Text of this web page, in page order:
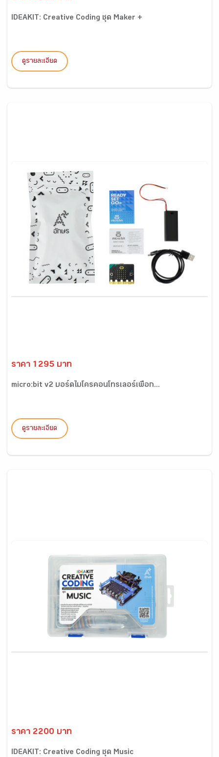
IDEAKIT: Creative Coding ชุด Maker +
ดูรายละเอียด
ราคา 1295 บาท
micro:bit v2 บอร์ดไมโครคอนโทรเลอร์เพื่อก...
ดูรายละเอียด
ราคา 2200 บาท
IDEAKIT: Creative Coding ชุด Music